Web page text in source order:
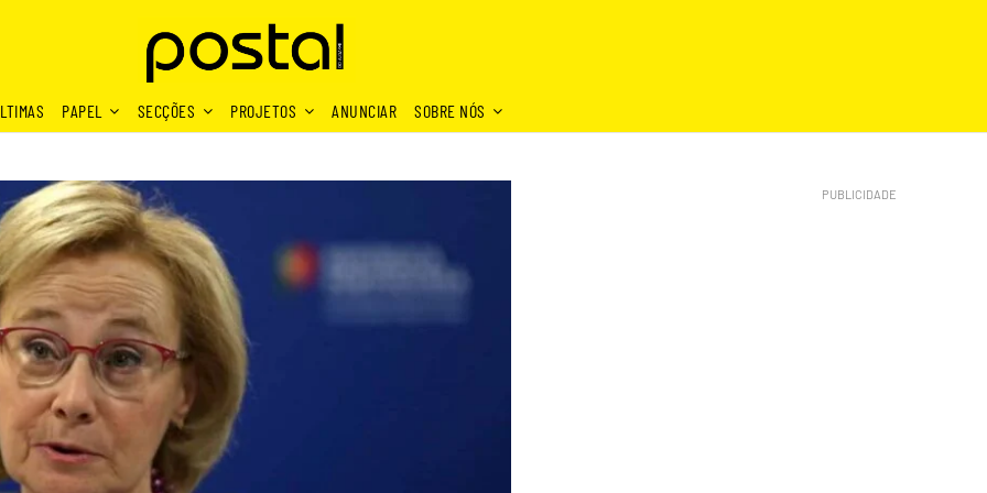
PAPEL SECÇÕES PROJETOS ANUNCIAR SOBRE NÓS